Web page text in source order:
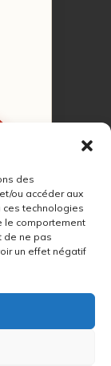
des
ou accéder aux
technologies
le comportement
de ne pas
un effet négatif